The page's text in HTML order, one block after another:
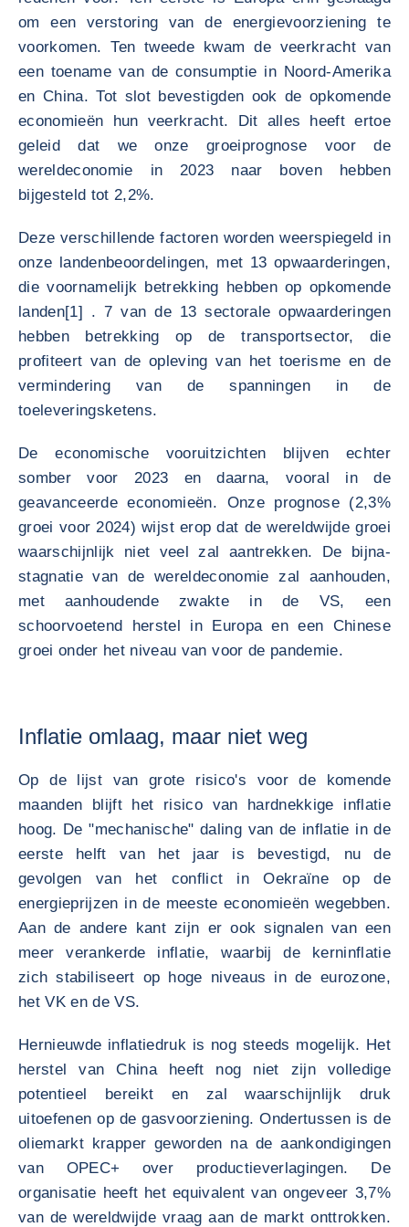
om een verstoring van de energievoorziening te
voorkomen. Ten tweede kwam de veerkracht van
een toename van de consumptie in Noord-Amerika
en China. Tot slot bevestigden ook de opkomende
economieën hun veerkracht. Dit alles heeft ertoe
geleid dat we onze groeiprognose voor de
wereldeconomie in 2023 naar boven hebben
bijgesteld tot 2,2%.
Deze verschillende factoren worden weerspiegeld in
onze landenbeoordelingen, met 13 opwaarderingen,
die voornamelijk betrekking hebben op opkomende
landen[1] . 7 van de 13 sectorale opwaarderingen
hebben betrekking op de transportsector, die
profiteert van de opleving van het toerisme en de
vermindering van de spanningen in de
toeleveringsketens.
De economische vooruitzichten blijven echter
somber voor 2023 en daarna, vooral in de
geavanceerde economieën. Onze prognose (2,3%
groei voor 2024) wijst erop dat de wereldwijde groei
waarschijnlijk niet veel zal aantrekken. De bijna-
stagnatie van de wereldeconomie zal aanhouden,
met aanhoudende zwakte in de VS, een
schoorvoetend herstel in Europa en een Chinese
groei onder het niveau van voor de pandemie.
Inflatie omlaag, maar niet weg
Op de lijst van grote risico's voor de komende
maanden blijft het risico van hardnekkige inflatie
hoog. De "mechanische" daling van de inflatie in de
eerste helft van het jaar is bevestigd, nu de
gevolgen van het conflict in Oekraïne op de
energieprijzen in de meeste economieën wegebben.
Aan de andere kant zijn er ook signalen van een
meer verankerde inflatie, waarbij de kerninflatie
zich stabiliseert op hoge niveaus in de eurozone,
het VK en de VS.
Hernieuwde inflatiedruk is nog steeds mogelijk. Het
herstel van China heeft nog niet zijn volledige
potentieel bereikt en zal waarschijnlijk druk
uitoefenen op de gasvoorziening. Ondertussen is de
oliemarkt krapper geworden na de aankondigingen
van OPEC+ over productieverlagingen. De
organisatie heeft het equivalent van ongeveer 3,7%
van de wereldwijde vraag aan de markt onttrokken.